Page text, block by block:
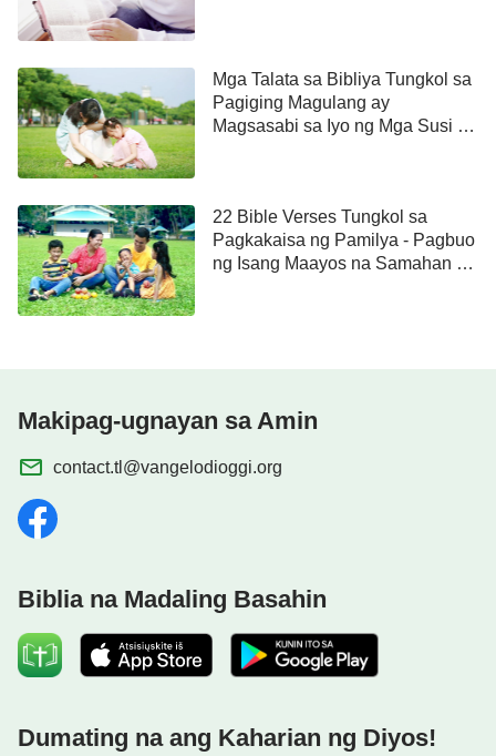
Tungkol sa mga Biyaya
10+ Bible Verses About Love
Tagalog: Pag-ibig ng Diyos,
Pagmamahalan sa Isa't isa, at
mga Turo ng Bibliya
Mga Talata sa Bibliya Tungkol sa
Pagiging Magulang ay
Magsasabi sa Iyo ng Mga Susi sa
22 Bible Verses Tungkol sa
Pagkakaisa ng Pamilya - Pagbuo
ng Isang Maayos na Samahan at
Makipag-ugnayan sa Amin
contact.tl@vangelodioggi.org
Biblia na Madaling Basahin
Dumating na ang Kaharian ng Diyos!